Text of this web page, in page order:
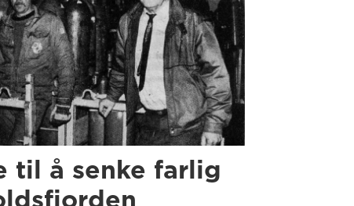
til å senke farlig